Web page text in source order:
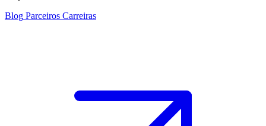
Blog Parceiros Carreiras